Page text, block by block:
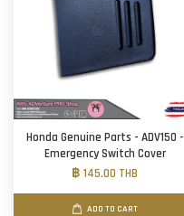
Honda Genuine Parts - ADV150 -
Emergency Switch Cover
฿ 145.00 THB
ADD TO CART